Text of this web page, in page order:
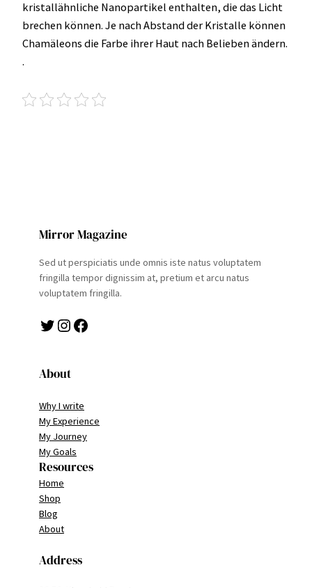
kristallähnliche Nanopartikel enthalten, die das Licht
brechen können. Je nach Abstand der Kristalle können
Chamäleons die Farbe ihrer Haut nach Belieben ändern.
.
Mirror Magazine
Sed ut perspiciatis unde omnis iste natus voluptatem
fringilla tempor dignissim at, pretium et arcu natus
voluptatem fringilla.
Twitter Instagram Facebook
About
Why I write
My Experience
My Journey
My Goals
Resources
Home
Shop
Blog
About
Address